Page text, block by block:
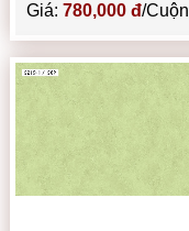
Giá:780,000 đ/Cuộn